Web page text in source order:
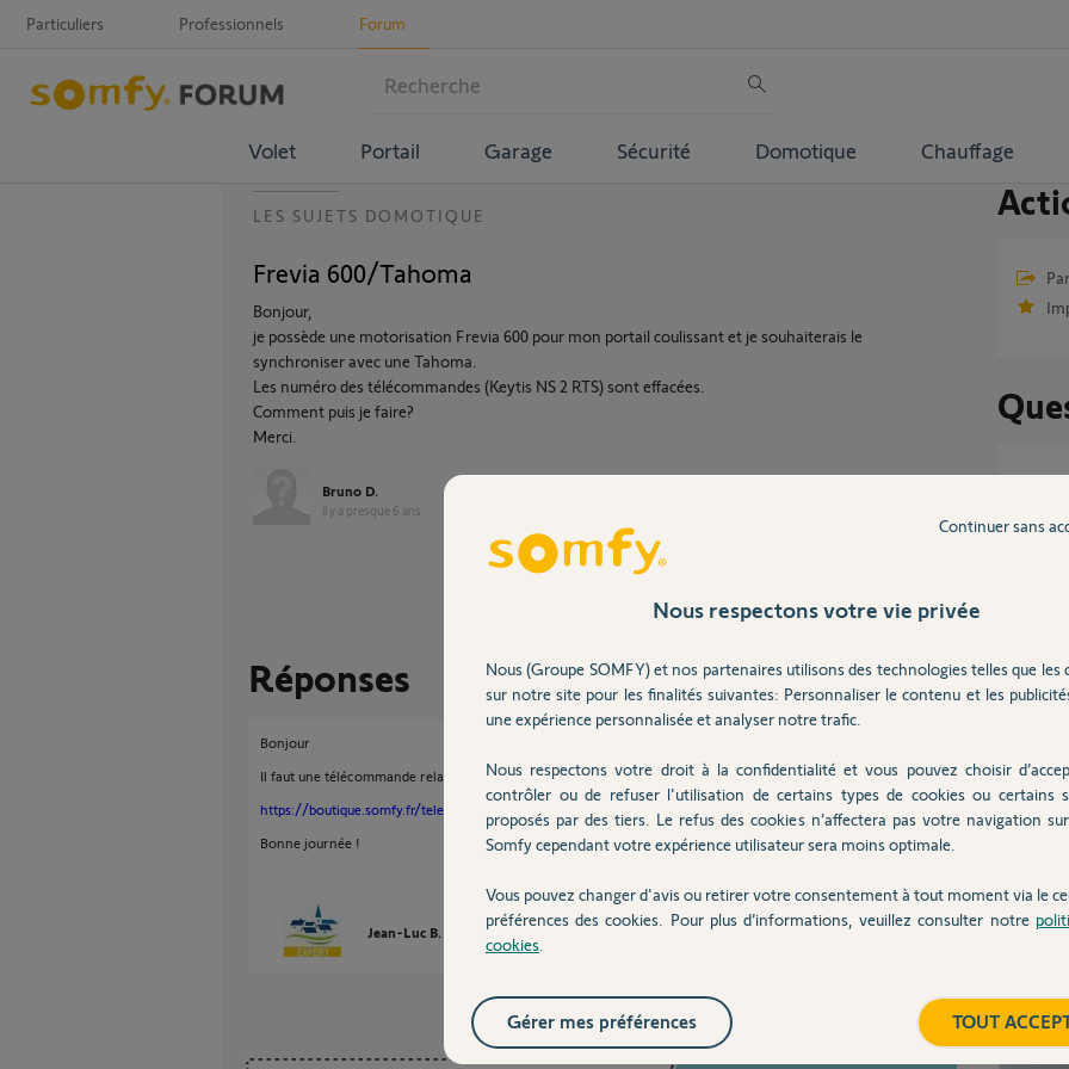
Particuliers Professionnels Forum
Volet Portail Garage Sécurité Domotique Chauffage
LES SUJETS DOMOTIQUE
Frevia 600/Tahoma
Bonjour,
je possède une motorisation Frevia 600 pour mon portail coulissant et je souhaiterais le
synchroniser avec une Tahoma.
Les numéro des télécommandes (Keytis NS 2 RTS) sont effacées.
Comment puis je faire?
Merci.
Bruno D.
il y a presque 6 ans
Participer au fil de discussion
Réponses
Bonjour
Il faut une télécommande relais pour enregistrer votre portail sur Tahoma.
https://boutique.somfy.fr/telecommande-relais.html
Bonne journée !
Jean-Luc B. il y a presque 6 ans
frevia
33
Nous respectons votre vie privée
Nous (Groupe SOMFY) et nos partenaires utilisons des technologies telles que les
sur notre site pour les finalités suivantes: Personnaliser le contenu et les
une expérience personnalisée et analyser notre trafic.
Nous respectons votre droit à la confidentialité et vous pouvez choisir
contrôler ou de refuser l'utilisation de certains types de cookies ou certains
proposés par des tiers. Le refus des cookies n’affectera pas votre navigation
Somfy cependant votre expérience utilisateur sera moins optimale.
Vous pouvez changer d'avis ou retirer votre consentement à tout moment via le
préférences des cookies. Pour plus d’informations, veuillez consulter notre
cookies
Continuer sans
TOUT
Gérer mes préférences